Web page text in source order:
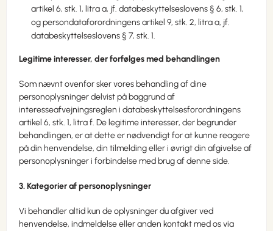
artikel 6, stk. 1, litra a, jf. databeskyttelseslovens § 6, stk. 1,
og persondataforordningens artikel 9, stk. 2, litra a, jf.
databeskyttelseslovens § 7, stk. 1.
Legitime interesser, der forfølges med behandlingen
Som nævnt ovenfor sker vores behandling af dine
personoplysninger delvist på baggrund af
interesseafvejningsreglen i databeskyttelsesforordningens
artikel 6, stk. 1, litra f. De legitime interesser, der begrunder
behandlingen, er at dette er nødvendigt for at kunne reagere
på din henvendelse, din tilmelding eller i øvrigt din afgivelse af
personoplysninger i forbindelse med brug af denne side.
3. Kategorier af personoplysninger
Vi behandler altid kun de oplysninger du afgiver ved
henvendelse, indmeldelse eller anden kontakt med os via